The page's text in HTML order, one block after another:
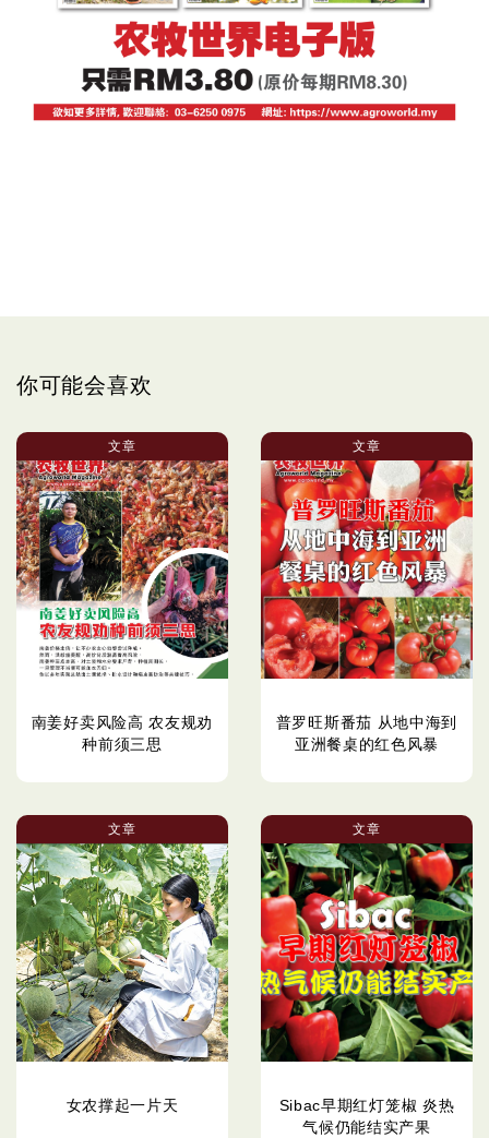
你可能会喜欢
文章
南姜好卖风险高 农友规劝
种前须三思
文章
普罗旺斯番茄 从地中海到
亚洲餐桌的红色风暴
文章
女农撑起一片天
文章
Sibac早期红灯笼椒 炎热
气候仍能结实产果